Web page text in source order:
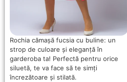
Rochia cămașă fucsia cu buline: un
strop de culoare și eleganță în
garderoba ta! Perfectă pentru orice
siluetă, te va face să te simți
încrezătoare și stilată.